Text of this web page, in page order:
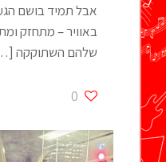
אבל תמיד בושם
באוויר – מתחזק
שלהם השתוקקה
0